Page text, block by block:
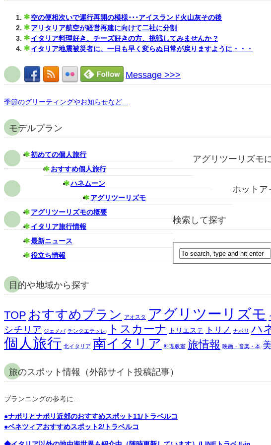
空の便相次いで運行再開の模様･･･アイスランド火山灰その後
アリタリア航空が経営再建に向けて二社に分割
イタリア料理好き、チーズ好きの方、挑戦してみませんか ?
イタリア地震被災者に、一日も早く変らぬ日常が戻りますように・・・
Message >>>
季節のグリーティングやお知らせなど...
モデルプラン
初めての個人旅行
おすすめ個人旅行
ハネムーン
アグリツーリズモ
アグリツーリズモ
アグリツーリズモの概要
ホットア
イタリア旅行情報
最新ニュース
役立ち情報
検索して探す
目的や地域から探す
TOP おすすめプラン アオスタ アグリツーリズモ
シチリア ジェノバ チンクエテッレ トスカーナ トリエステ トリノ ナポリ ハ
個人旅行 北イタリア 南イタリア 料理教室 旅情報 映画・音楽・本
旅のスポット情報（外部サイト投稿記事）
プランニングの参考に…
●ナポリとナポリ近郊のおすすめスポット11/トラベルコ
●ベネツィアおすすめスポット2/トラベルコ